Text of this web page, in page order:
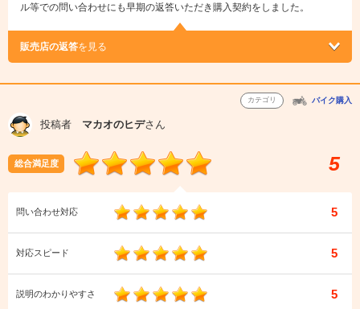
ル等での問い合わせにも早期の返答いただき購入契約をしました。
販売店の返答を見る
カテゴリ バイク購入
投稿者 マカオのヒデさん
総合満足度 5
問い合わせ対応 5
対応スピード 5
説明のわかりやすさ 5